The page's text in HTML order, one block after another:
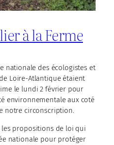
à la Ferme
nationale des écologistes et
Loire-Atlantique étaient
le lundi 2 février pour
environnementale aux coté
notre circonscription.
propositions de loi qui
nationale pour protéger